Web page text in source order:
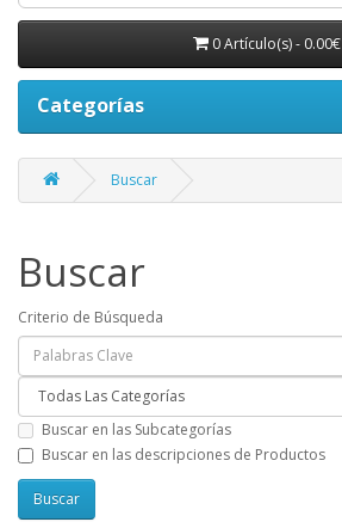
0 Artículo(s) - 0.00€
Categorías
Buscar
Buscar
Criterio de Búsqueda
Buscar en las Subcategorías
Buscar en las descripciones de Productos